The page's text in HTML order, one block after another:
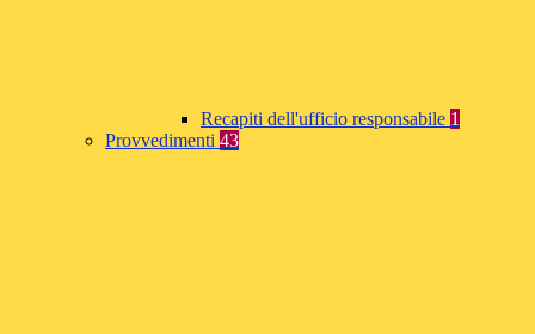
Recapiti dell'ufficio responsabile 1
Provvedimenti 43